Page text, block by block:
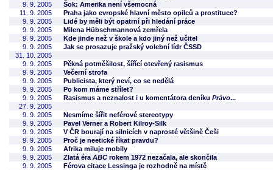
9. 9. 2005
Šok: Amerika není všemocná
11. 9. 2005
Praha jako evropské hlavní město opilců a prostituce?
9. 9. 2005
Lidé by měli být opatrní při hledání práce
9. 9. 2005
Milena Hübschmannová zemřela
9. 9. 2005
Kde jinde než v škole a kdo jiný než učitel
9. 9. 2005
Jak se prosazuje pražský volební lídr ČSSD
31. 10. 2005
9. 9. 2005
Pěkná potměšilost, šířící otevřený rasismus
9. 9. 2005
Večerní strofa
9. 9. 2005
Publicista, který neví, co se nedělá
9. 9. 2005
Po kom máme střílet?
9. 9. 2005
Rasismus a neznalost i u komentátora deníku Právo...
27. 9. 2005
9. 9. 2005
Nesmíme šířit neférové stereotypy
9. 9. 2005
Pavel Verner a Robert Kilroy-Silk
9. 9. 2005
V ČR bourají na silnicích v naprosté většině Češi
9. 9. 2005
Proč je neetické říkat pravdu?
9. 9. 2005
Afrika miluje mobily
9. 9. 2005
Zlatá éra ABC rokem 1972 nezačala, ale skončila
9. 9. 2005
Férova citace Lessinga je rozhodně na místě